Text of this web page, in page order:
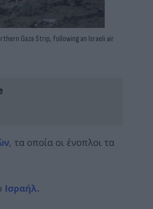
Gaza Strip, following an Israeli air
, τα οποία οι ένοπλοι τα
Ισραήλ.